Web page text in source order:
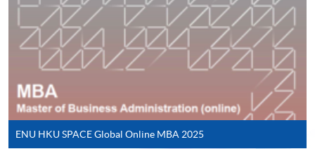
不设考试。在整个课程中，学生将通过以下方式进行
评估：
报告/论文/个案研究
Unite 期末进度测试
资料分析报告 (商业决策资料分析单元)
MBA 专案
学费及学额不得转让他人。一经取录，学员不得转读
其他课程，惟学院对特殊情况，可酌情处理。转读申
请一经批准，学员须缴付港币120元手续费。
学院对邮递失误而遗失的支票或本票、付款收据或个
人资料，概不负责。
若学员有意申请付款证明书，请把填妥之申请表、贴
上足够邮资的回邮信封、连同划线支票交回本学院。
每张收据申请费用为港币30 元。支票抬头注明「香
ENU HKU SPACE Global Online MBA 2025